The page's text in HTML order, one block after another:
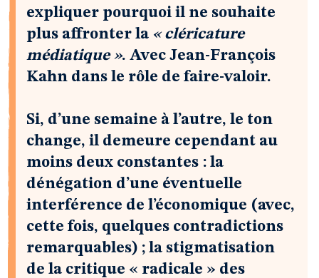
expliquer pourquoi il ne souhaite
plus affronter la « cléricature
médiatique ». Avec Jean-François
Kahn dans le rôle de faire-valoir.
Si, d’une semaine à l’autre, le ton
change, il demeure cependant au
moins deux constantes : la
dénégation d’une éventuelle
interférence de l’économique (avec,
cette fois, quelques contradictions
remarquables) ; la stigmatisation
de la critique « radicale » des